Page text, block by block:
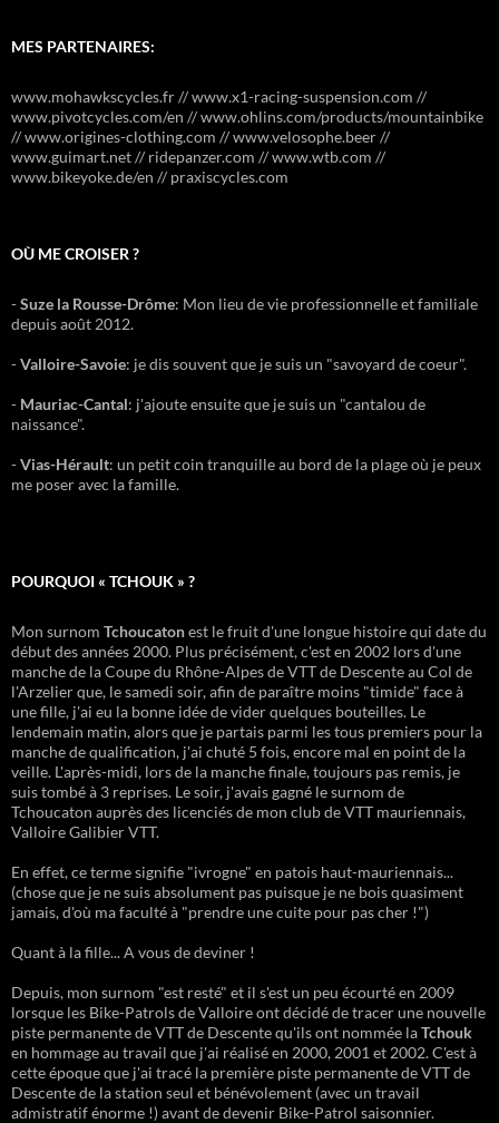
MES PARTENAIRES:
www.mohawkscycles.fr // www.x1-racing-suspension.com //
www.pivotcycles.com/en // www.ohlins.com/products/mountainbike
// www.origines-clothing.com // www.velosophe.beer //
www.guimart.net // ridepanzer.com // www.wtb.com //
www.bikeyoke.de/en // praxiscycles.com
OÙ ME CROISER ?
-Suze la Rousse-Drôme: Mon lieu de vie professionnelle et familiale
depuis août 2012.
-Valloire-Savoie: je dis souvent que je suis un "savoyard de coeur".
- Mauriac-Cantal: j'ajoute ensuite que je suis un "cantalou de
naissance".
-Vias-Hérault: un petit coin tranquille au bord de la plage où je peux
me poser avec la famille.
POURQUOI « TCHOUK » ?
Mon surnom Tchoucatonest le fruit d'une longue histoire qui date du
début des années 2000. Plus précisément, c'est en 2002 lors d'une
manche de la Coupe du Rhône-Alpes de VTT de Descente au Col de
l'Arzelier que, le samedi soir, afin de paraître moins "timide" face à
une fille, j'ai eu la bonne idée de vider quelques bouteilles. Le
lendemain matin, alors que je partais parmi les tous premiers pour la
manche de qualification, j'ai chuté 5 fois, encore mal en point de la
veille. L'après-midi, lors de la manche finale, toujours pas remis, je
suis tombé à 3 reprises. Le soir, j'avais gagné le surnom de
Tchoucaton auprès des licenciés de mon club de VTT mauriennais,
Valloire Galibier VTT.
En effet, ce terme signifie "ivrogne" en patois haut-mauriennais...
(chose que je ne suis absolument pas puisque je ne bois quasiment
jamais, d'où ma faculté à "prendre une cuite pour pas cher !")
Quant à la fille... A vous de deviner !
Depuis, mon surnom "est resté" et il s'est un peu écourté en 2009
lorsque les Bike-Patrols de Valloire ont décidé de tracer une nouvelle
piste permanente de VTT de Descente qu'ils ont nommée laTchouk
en hommage au travail que j'ai réalisé en 2000, 2001 et 2002. C'est à
cette époque que j'ai tracé la première piste permanente de VTT de
Descente de la station seul et bénévolement (avec un travail
admistratif énorme !) avant de devenir Bike-Patrol saisonnier.